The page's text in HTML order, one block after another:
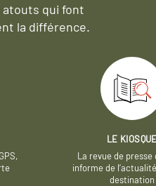
atouts qui font
la différence.
LE
La revue de presse
informe de
destination